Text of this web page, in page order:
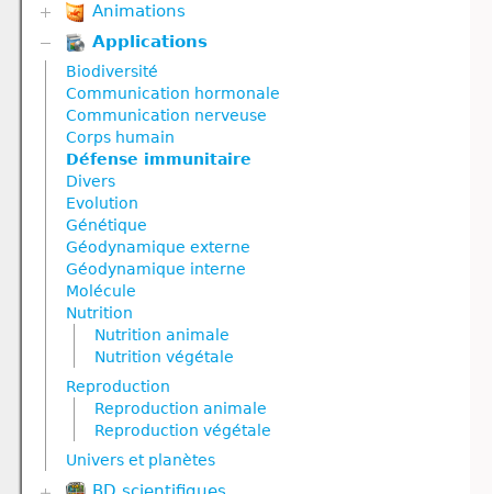
Animations
Biodiversité
Communication hormonale
Communication nerveuse
Corps humain
Défense immunitaire
Divers
Génétique
Géodynamique externe
Géodynamique interne
Nutrition
Nutrition animale
Nutrition végétale
Reproduction
Reproduction animale
Reproduction végétale
Ressources naturelles et pollution
Applications
Biodiversité
Communication hormonale
Communication nerveuse
Corps humain
Défense immunitaire
Divers
Evolution
Génétique
Géodynamique externe
Géodynamique interne
Molécule
Nutrition
Nutrition animale
Nutrition végétale
Reproduction
Reproduction animale
Reproduction végétale
Univers et planètes